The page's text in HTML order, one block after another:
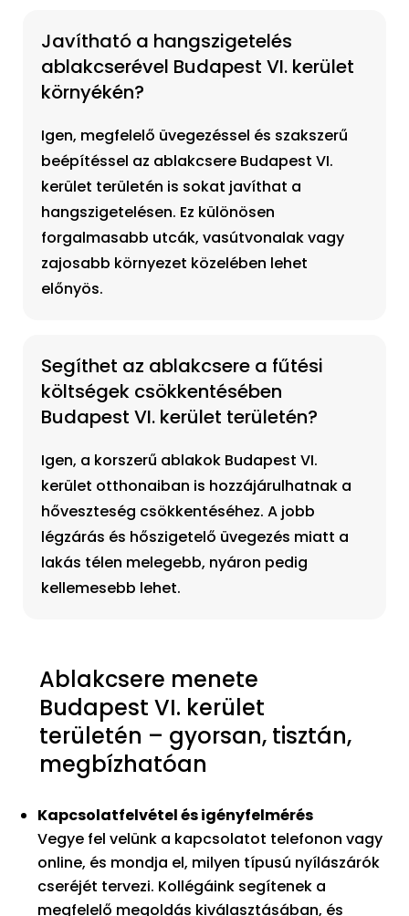
Javítható a hangszigetelés
ablakcserével Budapest VI. kerület
környékén?
Igen, megfelelő üvegezéssel és szakszerű
beépítéssel az ablakcsere Budapest VI.
kerület területén is sokat javíthat a
hangszigetelésen. Ez különösen
forgalmasabb utcák, vasútvonalak vagy
zajosabb környezet közelében lehet
előnyös.
Segíthet az ablakcsere a fűtési
költségek csökkentésében
Budapest VI. kerület területén?
Igen, a korszerű ablakok Budapest VI.
kerület otthonaiban is hozzájárulhatnak a
hőveszteség csökkentéséhez. A jobb
légzárás és hőszigetelő üvegezés miatt a
lakás télen melegebb, nyáron pedig
kellemesebb lehet.
Ablakcsere menete
Budapest VI. kerület
területén – gyorsan, tisztán,
megbízhatóan
Kapcsolatfelvétel és igényfelmérés
Vegye fel velünk a kapcsolatot telefonon vagy
online, és mondja el, milyen típusú nyílászárók
cseréjét tervezi. Kollégáink segítenek a
megfelelő megoldás kiválasztásában, és